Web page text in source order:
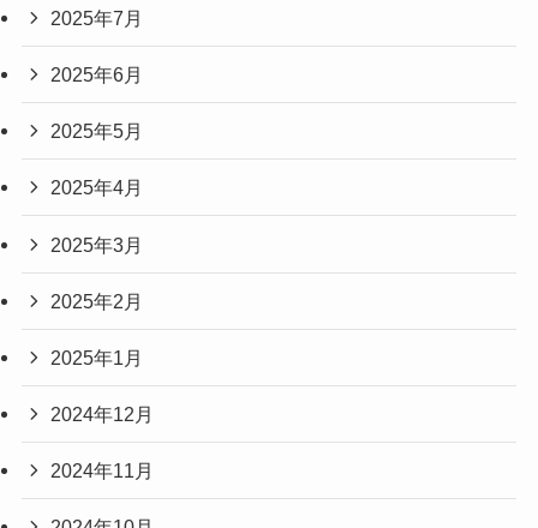
2025年7月
2025年6月
2025年5月
2025年4月
2025年3月
2025年2月
2025年1月
2024年12月
2024年11月